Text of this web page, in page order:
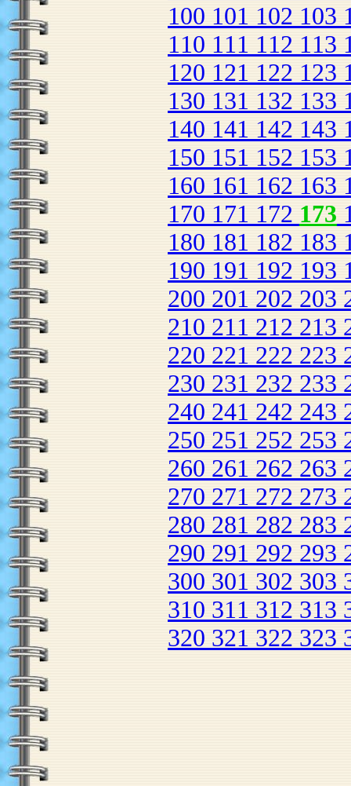
100 101 102 103
110 111 112 113
120 121 122 123
130 131 132 133
140 141 142 143
150 151 152 153
160 161 162 163
170 171 172 173
180 181 182 183
190 191 192 193
200 201 202 203
210 211 212 213
220 221 222 223
230 231 232 233
240 241 242 243
250 251 252 253
260 261 262 263
270 271 272 273
280 281 282 283
290 291 292 293
300 301 302 303
310 311 312 313
320 321 322 323